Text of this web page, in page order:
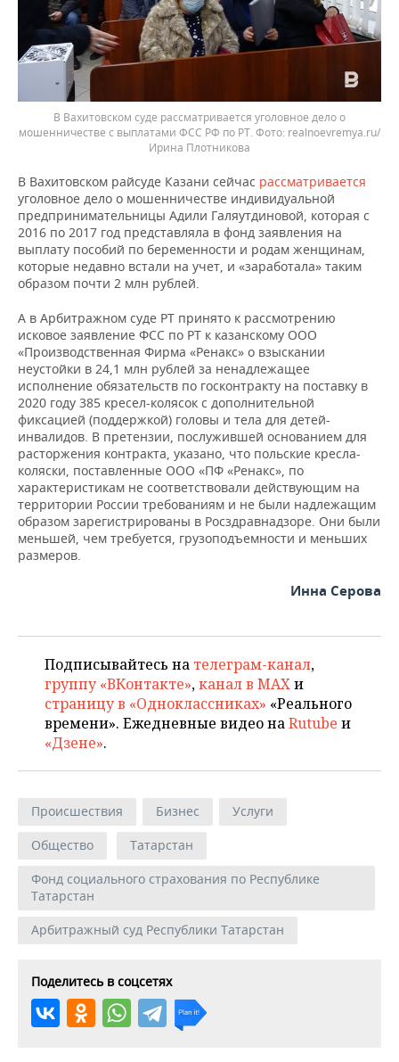
В Вахитовском суде рассматривается уголовное дело о
мошенничестве с выплатами ФСС РФ по РТ.
realnoevremya.ru/
Ирина Плотникова
В Вахитовском райсуде Казани сейчас рассматривается
уголовное дело о мошенничестве индивидуальной
предпринимательницы Адили Галяутдиновой, которая с
2016 по 2017 год представляла в фонд заявления на
выплату пособий по беременности и родам женщинам,
которые недавно встали на учет, и «заработала» таким
образом почти 2 млн рублей.
А в Арбитражном суде РТ принято к рассмотрению
исковое заявление ФСС по РТ к казанскому ООО
«Производственная Фирма «Ренакс» о взыскании
неустойки в 24,1 млн рублей за ненадлежащее
исполнение обязательств по госконтракту на поставку в
2020 году 385 кресел-колясок с дополнительной
фиксацией (поддержкой) головы и тела для детей-
инвалидов. В претензии, послужившей основанием для
расторжения контракта, указано, что польские кресла-
коляски, поставленные ООО «ПФ «Ренакс», по
характеристикам не соответствовали действующим на
территории России требованиям и не были надлежащим
образом зарегистрированы в Росздравнадзоре. Они были
меньшей, чем требуется, грузоподъемности и меньших
размеров.
Инна Серова
Подписывайтесь на телеграм-канал,
группу «ВКонтакте»,канал в MAXи
страницу в «Одноклассниках» «Реального
времени». Ежедневные видео наRutube и
«Дзене».
Происшествия Бизнес
Услуги
Общество
Татарстан
Фонд социального страхования по Республике
Татарстан
Арбитражный суд Республики Татарстан
Поделитесь в соцсетях